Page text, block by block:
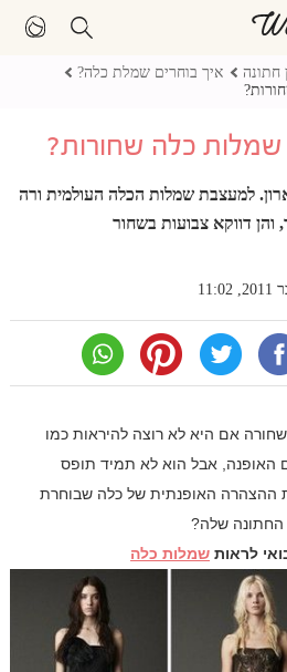
חתונה
איך בוחרים שמלת כלה?
כלה שחורות?
למעצבת שמלות הכלה העולמית ורה
והן דווקא צבועות בשחור
אם היא לא רוצה להיראות כמו
האופנה, אבל הוא לא תמיד תופס
ההצהרה האופנתית של כלה שבוחרת
החתונה שלה?
לראות שמלות כלה